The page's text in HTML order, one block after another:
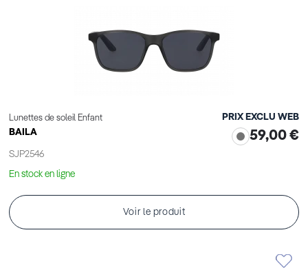
Lunettes de soleil Enfant
BAILA
SJP2546
PRIX EXCLU WEB
59,00 €
En stock en ligne
Voir le produit